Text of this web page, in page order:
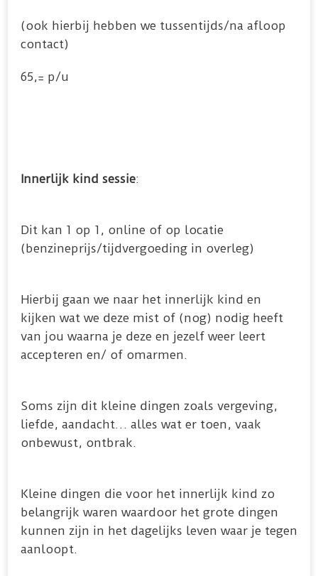
(ook hierbij hebben we tussentijds/na afloop
contact)
65,= p/u
Innerlijk kind sessie:
Dit kan 1 op 1, online of op locatie
(benzineprijs/tijdvergoeding in overleg)
Hierbij gaan we naar het innerlijk kind en
kijken wat we deze mist of (nog) nodig heeft
van jou waarna je deze en jezelf weer leert
accepteren en/ of omarmen.
Soms zijn dit kleine dingen zoals vergeving,
liefde, aandacht… alles wat er toen, vaak
onbewust, ontbrak.
Kleine dingen die voor het innerlijk kind zo
belangrijk waren waardoor het grote dingen
kunnen zijn in het dagelijks leven waar je tegen
aanloopt.